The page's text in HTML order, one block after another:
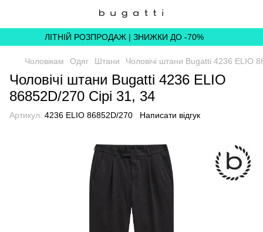
ЛІТНІЙ РОЗПРОДАЖ | ЗНИЖКИ ДО -70%
Чоловікам Одяг Штани Чоловічі штани Bugatti 4236 ELIO
Чоловічі штани Bugatti 4236 ELIO
86852D/270 Сірі 31, 34
Артикул: 4236 ELIO 86852D/270 Написати відгук